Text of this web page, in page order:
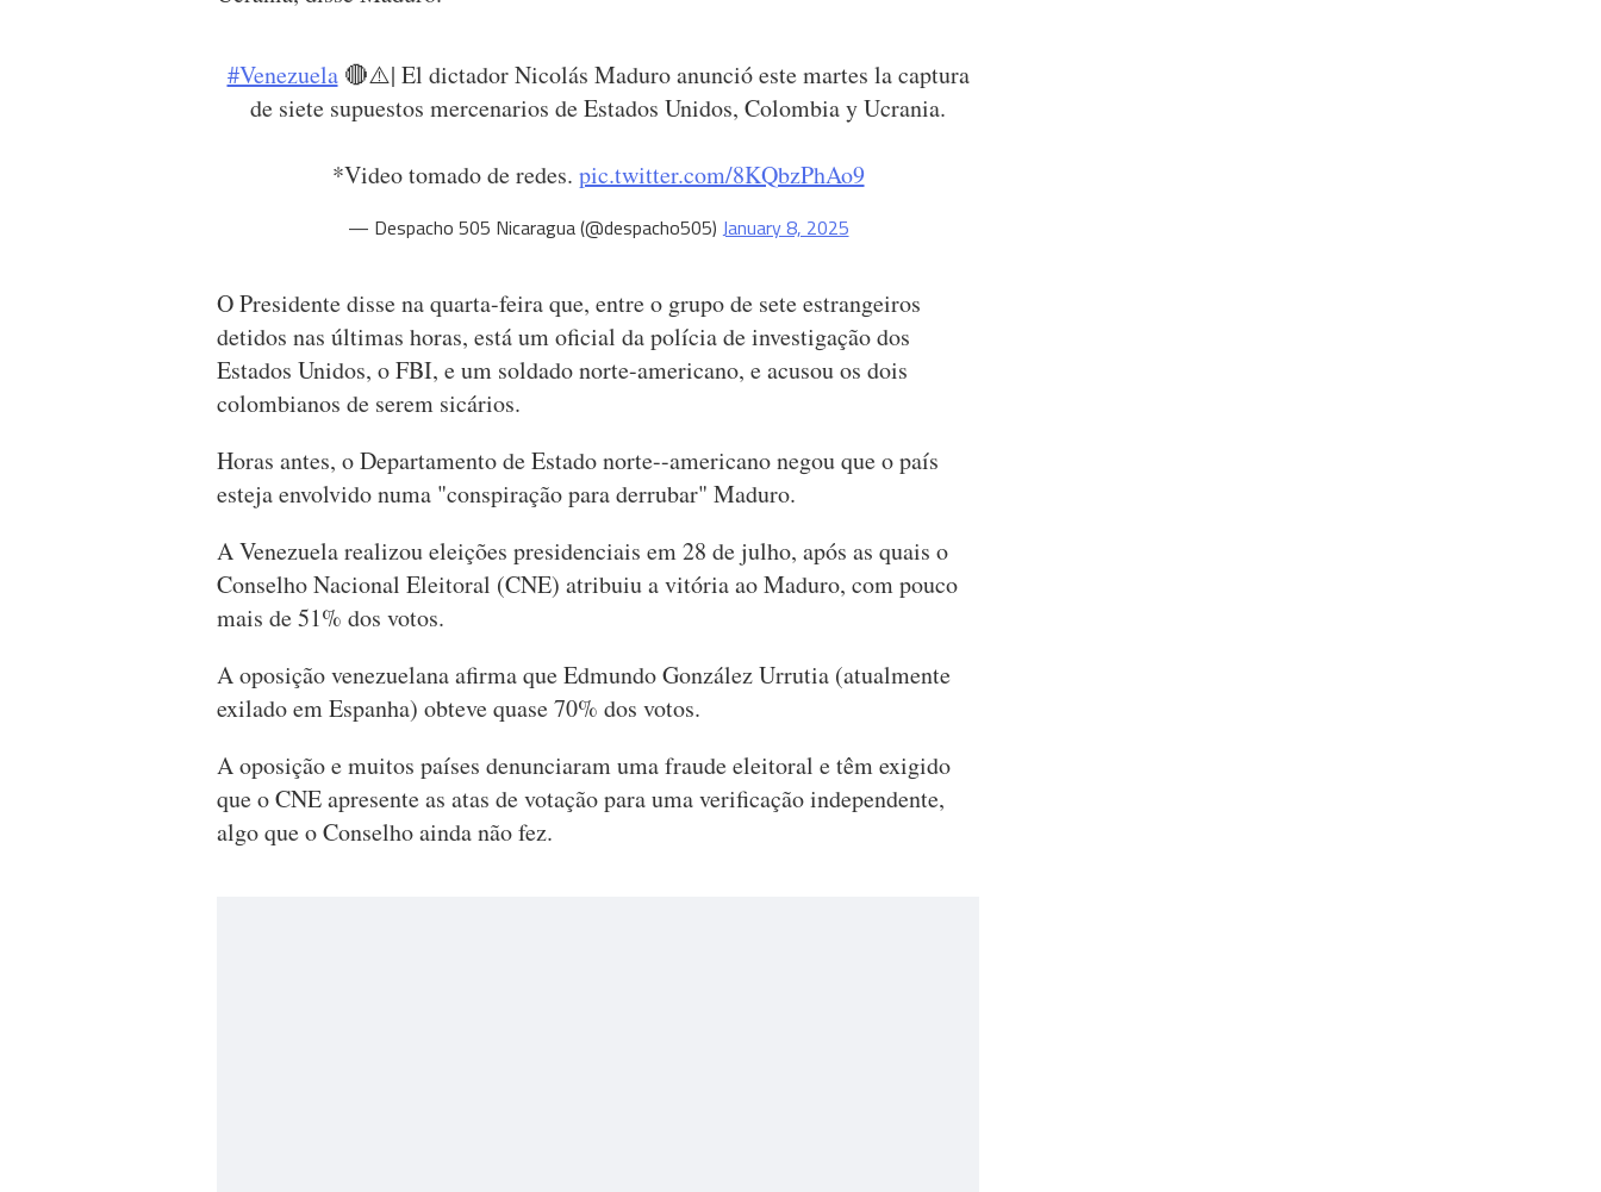
#Venezuela🔴⚠️| El dictador Nicolás Maduro anunció este martes la captura
de siete supuestos mercenarios de Estados Unidos, Colombia y Ucrania.
*Video tomado de redes. pic.twitter.com/8KQbzPhAo9
— Despacho 505 Nicaragua (@despacho505) January 8, 2025
O Presidente disse na quarta-feira que, entre o grupo de sete estrangeiros
detidos nas últimas horas, está um oficial da polícia de investigação dos
Estados Unidos, o FBI, e um soldado norte-americano, e acusou os dois
colombianos de serem sicários.
Horas antes, o Departamento de Estado norte--americano negou que o país
esteja envolvido numa "conspiração para derrubar" Maduro.
A Venezuela realizou eleições presidenciais em 28 de julho, após as quais o
Conselho Nacional Eleitoral (CNE) atribuiu a vitória ao Maduro, com pouco
mais de 51% dos votos.
A oposição venezuelana afirma que Edmundo González Urrutia (atualmente
exilado em Espanha) obteve quase 70% dos votos.
A oposição e muitos países denunciaram uma fraude eleitoral e têm exigido
que o CNE apresente as atas de votação para uma verificação independente,
algo que o Conselho ainda não fez.